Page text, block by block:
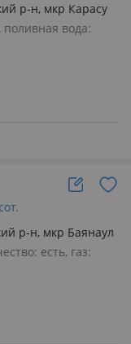
р-н, мкр Карасу
137
поливная вода:
арендным
Отличный
р-н, мкр Баянаул
есть, газ: